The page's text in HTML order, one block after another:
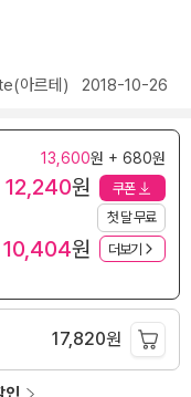
아르테) 2018-10-26
13,600원 + 680원
12,240원 쿠폰
첫 달 무료
10,404원 더보기
17,820원